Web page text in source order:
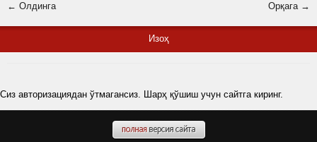
← Олдинга
Орқага →
Изоҳ
Сиз авторизациядан ўтмагансиз. Шарҳ қўшиш учун сайтга киринг.